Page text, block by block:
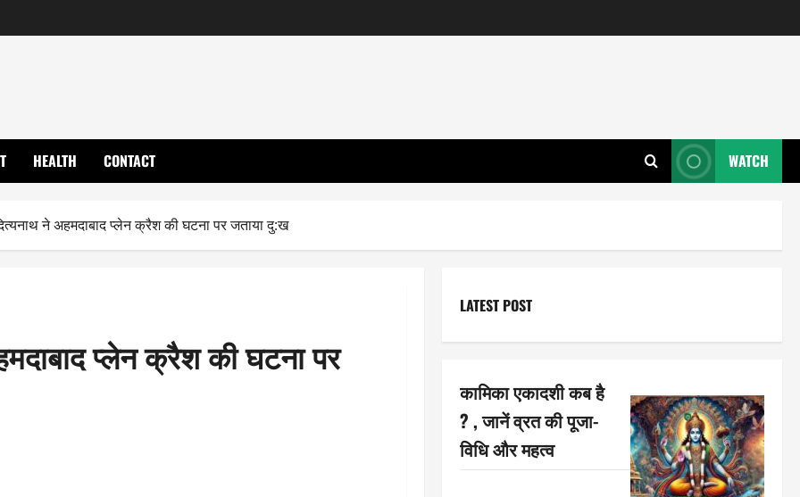
HEALTH CONTACT WATCH
ने अहमदाबाद प्लेन क्रैश की घटना पर जताया दु:ख
प्लेन क्रैश की घटना पर
LATEST POST
कामिका एकादशी कब है
? , जानें व्रत की पूजा-
विधि और महत्व